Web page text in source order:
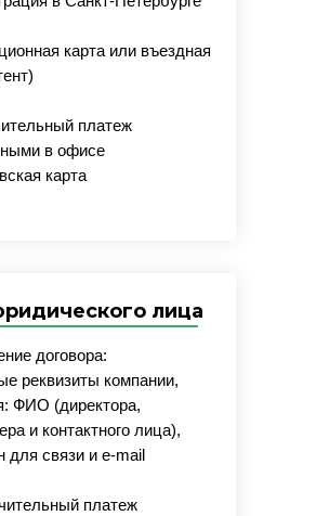
лица
карта или въездная
платеж
в офисе
карта
договора:
реквизиты компании,
ФИО (директора,
и контактного лица),
для связи и e-mail
платеж